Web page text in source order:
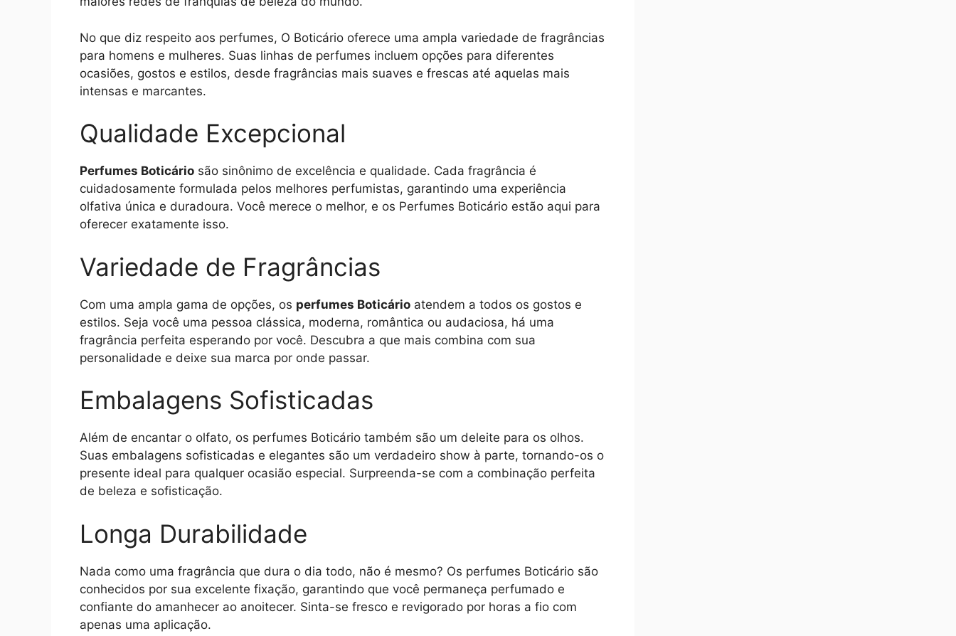
No que diz respeito aos perfumes, O Boticário oferece uma ampla variedade de fragrâncias
para homens e mulheres. Suas linhas de perfumes incluem opções para diferentes
ocasiões, gostos e estilos, desde fragrâncias mais suaves e frescas até aquelas mais
intensas e marcantes.
Qualidade Excepcional
Perfumes Boticário são sinônimo de excelência e qualidade. Cada fragrância é
cuidadosamente formulada pelos melhores perfumistas, garantindo uma experiência
olfativa única e duradoura. Você merece o melhor, e os Perfumes Boticário estão aqui para
oferecer exatamente isso.
Variedade de Fragrâncias
Com uma ampla gama de opções, os perfumes Boticário atendem a todos os gostos e
estilos. Seja você uma pessoa clássica, moderna, romântica ou audaciosa, há uma
fragrância perfeita esperando por você. Descubra a que mais combina com sua
personalidade e deixe sua marca por onde passar.
Embalagens Sofisticadas
Além de encantar o olfato, os perfumes Boticário também são um deleite para os olhos.
Suas embalagens sofisticadas e elegantes são um verdadeiro show à parte, tornando-os o
presente ideal para qualquer ocasião especial. Surpreenda-se com a combinação perfeita
de beleza e sofisticação.
Longa Durabilidade
Nada como uma fragrância que dura o dia todo, não é mesmo? Os perfumes Boticário são
conhecidos por sua excelente fixação, garantindo que você permaneça perfumado e
confiante do amanhecer ao anoitecer. Sinta-se fresco e revigorado por horas a fio com
apenas uma aplicação.